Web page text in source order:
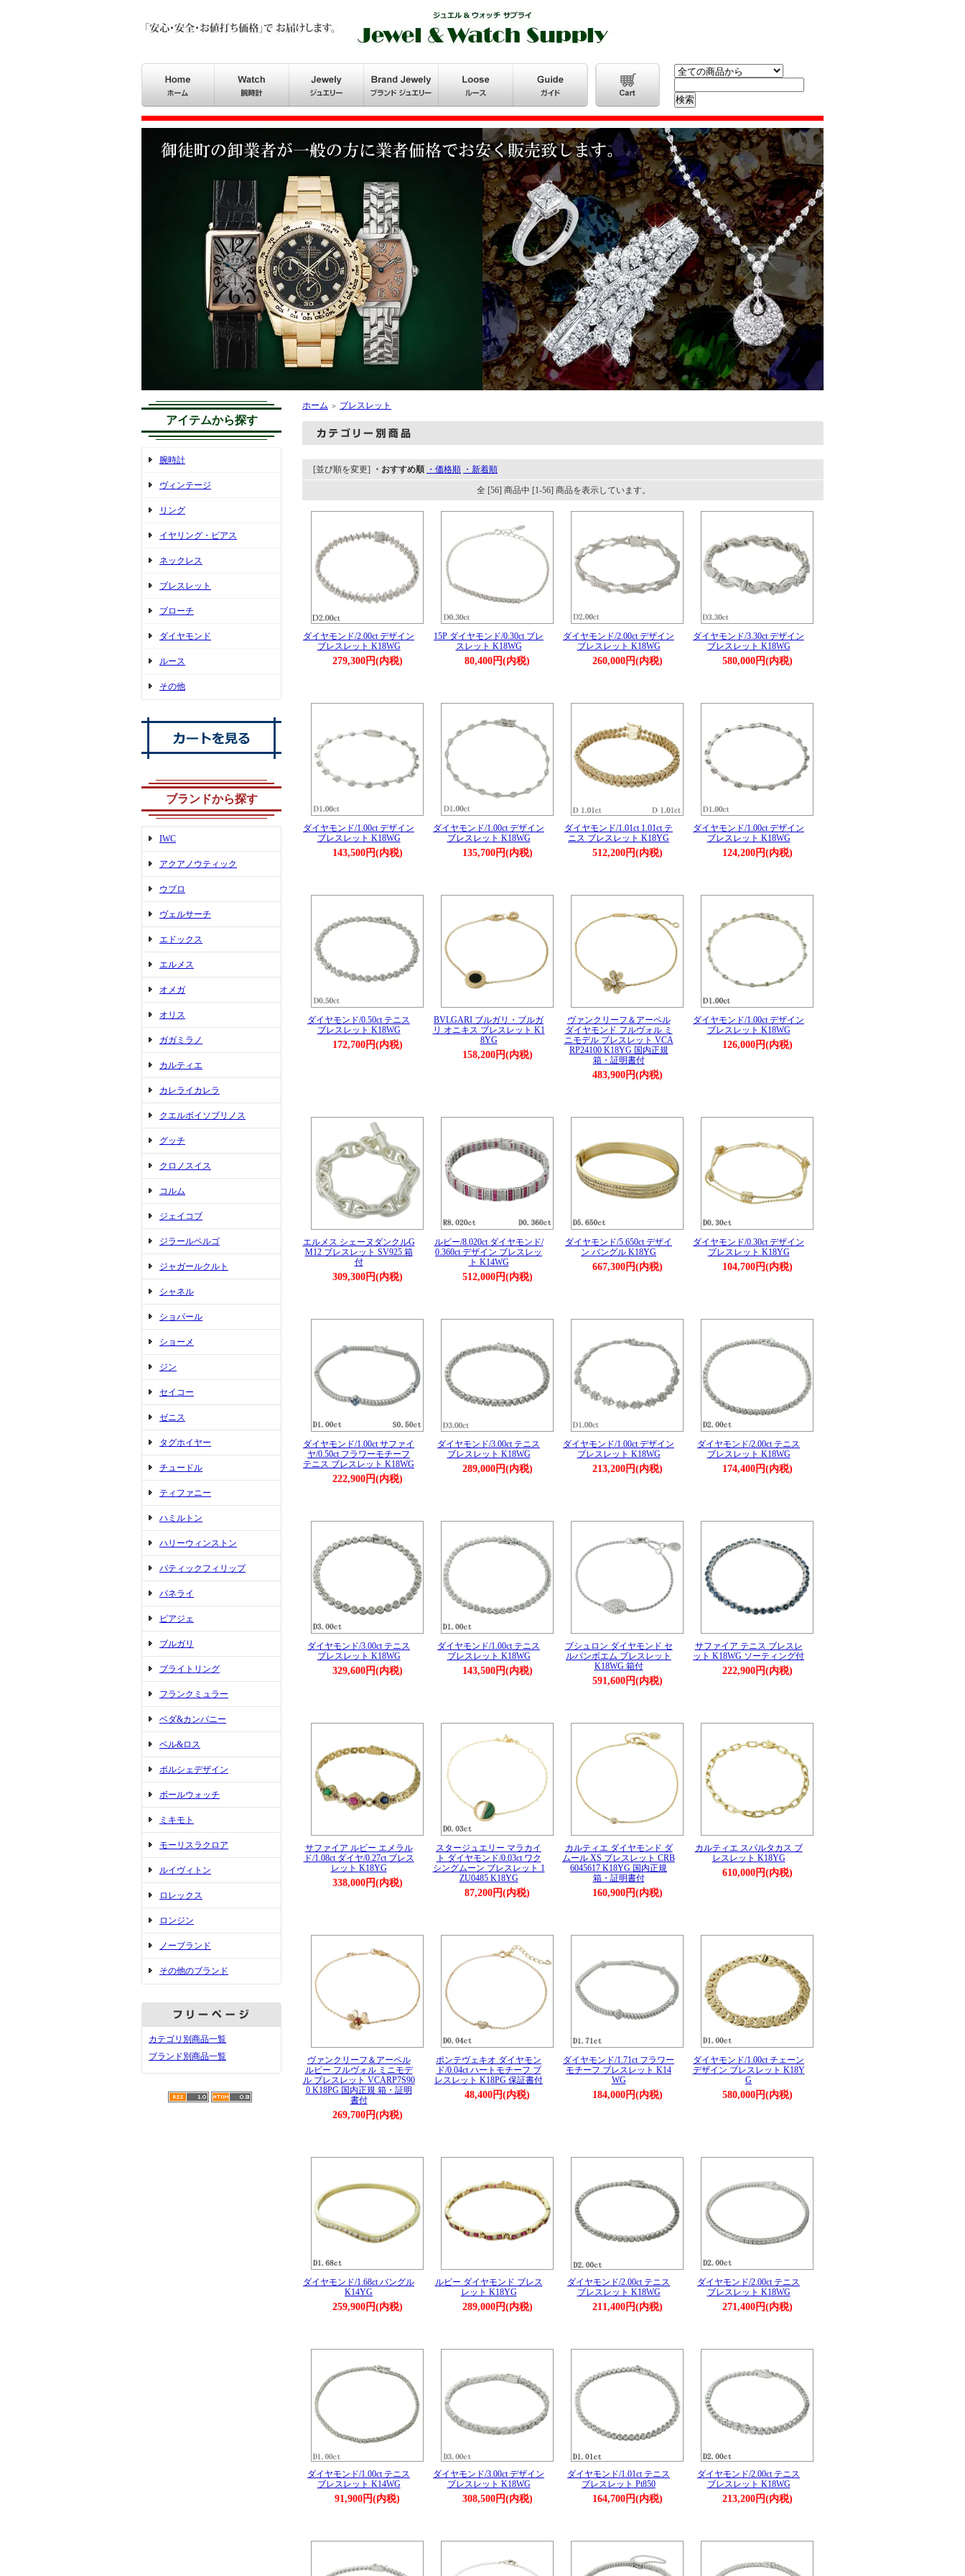
アイテムから探す
腕時計
ヴィンテージ
リング
イヤリング・ピアス
ネックレス
ブレスレット
ブローチ
ダイヤモンド
ルース
その他
ブランドから探す
IWC
アクアノウティック
ウブロ
ヴェルサーチ
エドックス
エルメス
オメガ
オリス
ガガミラノ
カルティエ
カレライカレラ
クエルボイソブリノス
グッチ
クロノスイス
コルム
ジェイコブ
ジラールペルゴ
ジャガールクルト
シャネル
ショパール
ショーメ
ジン
セイコー
ゼニス
タグホイヤー
チュードル
ティファニー
ハミルトン
ハリーウィンストン
パティックフィリップ
パネライ
ピアジェ
ブルガリ
ブライトリング
フランクミュラー
ベダ&カンパニー
ベル&ロス
ポルシェデザイン
ボールウォッチ
ミキモト
モーリスラクロア
ルイヴィトン
ロレックス
ロンジン
ノーブランド
その他のブランド
カテゴリ別商品一覧
ブランド別商品一覧
ホーム ＞ ブレスレット
[並び順を変更] ・おすすめ順 ・価格順 ・新着順
全 [56] 商品中 [1-56] 商品を表示しています。
ダイヤモンド/2.00ct デザイン
ブレスレット K18WG
279,300円(内税)
15P ダイヤモンド/0.30ct ブレ
スレット K18WG
80,400円(内税)
ダイヤモンド/2.00ct デザイン
ブレスレット K18WG
260,000円(内税)
ダイヤモンド/3.30ct デザイン
ブレスレット K18WG
580,000円(内税)
ダイヤモンド/1.00ct デザイン
ブレスレット K18WG
143,500円(内税)
ダイヤモンド/1.00ct デザイン
ブレスレット K18WG
135,700円(内税)
ダイヤモンド/1.01ct 1.01ct テ
ニス ブレスレット K18YG
512,200円(内税)
ダイヤモンド/1.00ct デザイン
ブレスレット K18WG
124,200円(内税)
ダイヤモンド/0.50ct テニス
ブレスレット K18WG
172,700円(内税)
BVLGARI ブルガリ・ブルガ
リ オニキス ブレスレット K1
8YG
158,200円(内税)
ヴァンクリーフ＆アーペル
ダイヤモンド フルヴォル ミ
ニモデル ブレスレット VCA
RP24100 K18YG 国内正規
箱・証明書付
483,900円(内税)
ダイヤモンド/1.00ct デザイン
ブレスレット K18WG
126,000円(内税)
エルメス シェーヌダンクルG
M12 ブレスレット SV925 箱
付
309,300円(内税)
ルビー/8.020ct ダイヤモンド/
0.360ct デザイン ブレスレッ
ト K14WG
512,000円(内税)
ダイヤモンド/5.650ct デザイ
ン バングル K18YG
667,300円(内税)
ダイヤモンド/0.30ct デザイン
ブレスレット K18YG
104,700円(内税)
ダイヤモンド/1.00ct サファイ
ヤ/0.50ct フラワーモチーフ
テニス ブレスレット K18WG
222,900円(内税)
ダイヤモンド/3.00ct テニス
ブレスレット K18WG
289,000円(内税)
ダイヤモンド/1.00ct デザイン
ブレスレット K18WG
213,200円(内税)
ダイヤモンド/2.00ct テニス
ブレスレット K18WG
174,400円(内税)
ダイヤモンド/3.00ct テニス
ブレスレット K18WG
329,600円(内税)
ダイヤモンド/1.00ct テニス
ブレスレット K18WG
143,500円(内税)
ブシュロン ダイヤモンド セ
ルパンボエム ブレスレット
K18WG 箱付
591,600円(内税)
サファイア テニス ブレスレ
ット K18WG ソーティング付
222,900円(内税)
サファイア ルビー エメラル
ド/1.08ct ダイヤ/0.27ct ブレス
レット K18YG
338,000円(内税)
スタージュエリー マラカイ
ト ダイヤモンド/0.03ct ワク
シングムーン ブレスレット 1
ZU0485 K18YG
87,200円(内税)
カルティエ ダイヤモンド ダ
ムール XS ブレスレット CRB
6045617 K18YG 国内正規
箱・証明書付
160,900円(内税)
カルティエ スパルタカス ブ
レスレット K18YG
610,000円(内税)
ヴァンクリーフ＆アーペル
ルビー フルヴォル ミニモデ
ル ブレスレット VCARP7S90
0 K18PG 国内正規 箱・証明
書付
269,700円(内税)
ポンテヴェキオ ダイヤモン
ド/0.04ct ハートモチーフ ブ
レスレット K18PG 保証書付
48,400円(内税)
ダイヤモンド/1.71ct フラワー
モチーフ ブレスレット K14
WG
184,000円(内税)
ダイヤモンド/1.00ct チェーン
デザイン ブレスレット K18Y
G
580,000円(内税)
ダイヤモンド/1.68ct バングル
K14YG
259,900円(内税)
ルビー ダイヤモンド ブレス
レット K18YG
289,000円(内税)
ダイヤモンド/2.00ct テニス
ブレスレット K18WG
211,400円(内税)
ダイヤモンド/2.00ct テニス
ブレスレット K18WG
271,400円(内税)
ダイヤモンド/1.00ct テニス
ブレスレット K14WG
91,900円(内税)
ダイヤモンド/3.00ct デザイン
ブレスレット K18WG
308,500円(内税)
ダイヤモンド/1.01ct テニス
ブレスレット Pt850
164,700円(内税)
ダイヤモンド/2.00ct テニス
ブレスレット K18WG
213,200円(内税)